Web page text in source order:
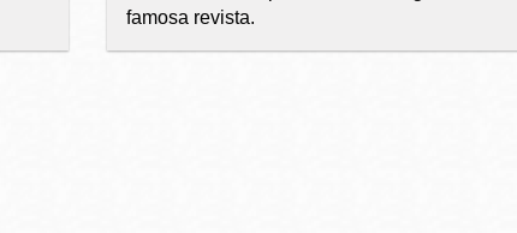
famosa revista.